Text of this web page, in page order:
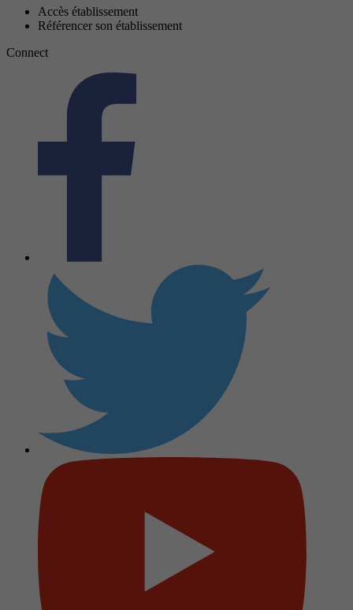
Accès établissement
Référencer son établissement
Connect